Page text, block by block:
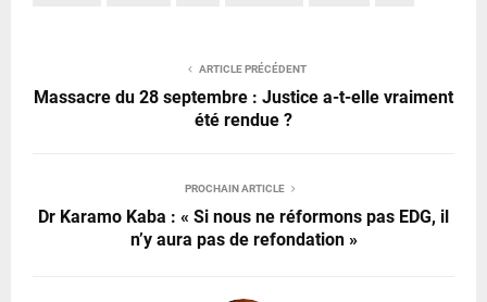
ARTICLE PRÉCÉDENT
Massacre du 28 septembre : Justice a-t-elle vraiment
été rendue ?
PROCHAIN ARTICLE
Dr Karamo Kaba : « Si nous ne réformons pas EDG, il
n’y aura pas de refondation »